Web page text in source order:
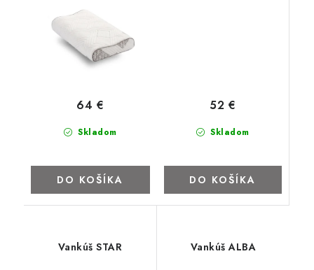
Skladom
64 €
DO KOŠÍKA
Skladom
52 €
DO KOŠÍKA
Vankúš STAR Vankúš ALBA